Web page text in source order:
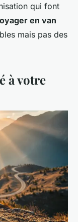
qui font
en van
mais pas des
à votre